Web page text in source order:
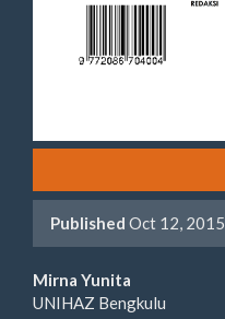
Published Oct 12, 2015
Main
Mirna Yunita
UNIHAZ Bengkulu